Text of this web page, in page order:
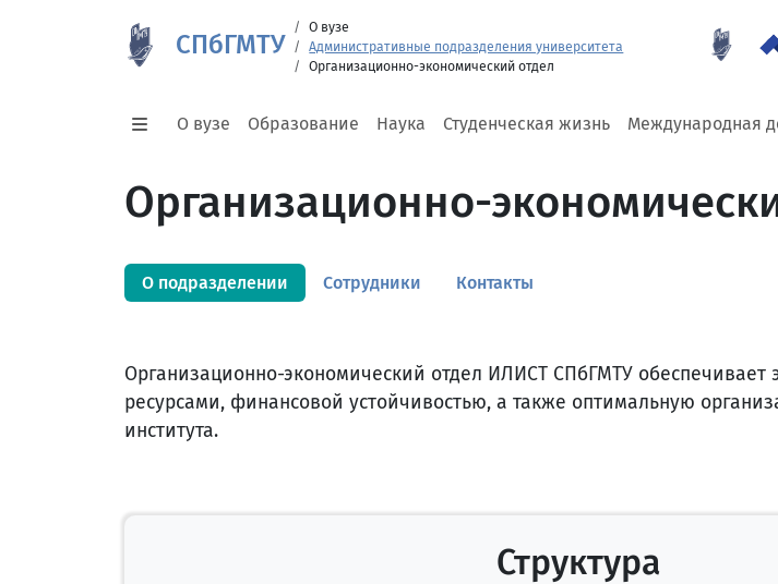
СПбГМТУ
О вузе
Административные подразделения университета
Организационно-экономический отдел
О вузе Образование Наука Студенческая жизнь Международная
Организационно-
О подразделении Сотрудники Контакты
Организационно-экономический отдел ИЛИСТ СПбГМТУ
ресурсами, финансовой устойчивостью, а также оптимальную
института.
Структура